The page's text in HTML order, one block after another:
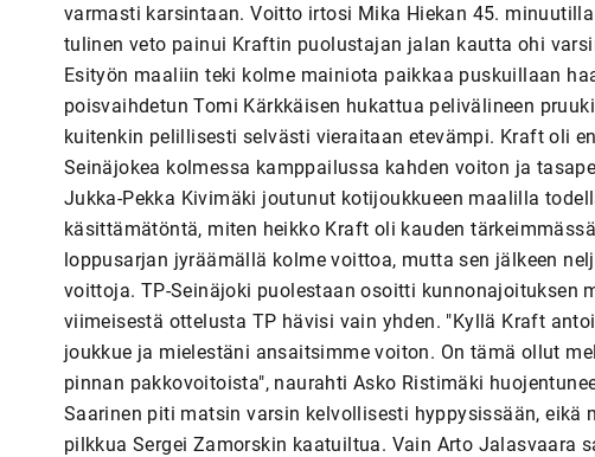
varmasti karsintaan. Voitto irtosi Mika Hiekan 45.
tulinen veto painui Kraftin puolustajan jalan kautta ohi
Esityön maaliin teki kolme mainiota paikkaa puskuillaan
poisvaihdetun Tomi Kärkkäisen hukattua pelivälineen
kuitenkin pelillisesti selvästi vieraitaan etevämpi. Kraft oli
Seinäjokea kolmessa kamppailussa kahden voiton ja
Jukka-Pekka Kivimäki joutunut kotijoukkueen maalilla
käsittämätöntä, miten heikko Kraft oli kauden
loppusarjan jyräämällä kolme voittoa, mutta sen jälkeen
voittoja. TP-Seinäjoki puolestaan osoitti kunnonajoituksen
viimeisestä ottelusta TP hävisi vain yhden. "Kyllä Kraft
joukkue ja mielestäni ansaitsimme voiton. On tämä ollut
pinnan pakkovoitoista", naurahti Asko Ristimäki
Saarinen piti matsin varsin kelvollisesti hyppysissään,
pilkkua Sergei Zamorskin kaatuiltua. Vain Arto Jalasvaara